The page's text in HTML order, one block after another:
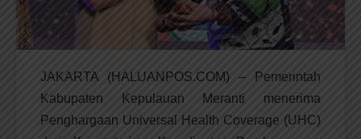
JAKARTA (HALUANPOS.COM) – Pemerintah
Kabupaten Kepulauan Meranti menerima
Penghargaan Universal Health Coverage (UHC)